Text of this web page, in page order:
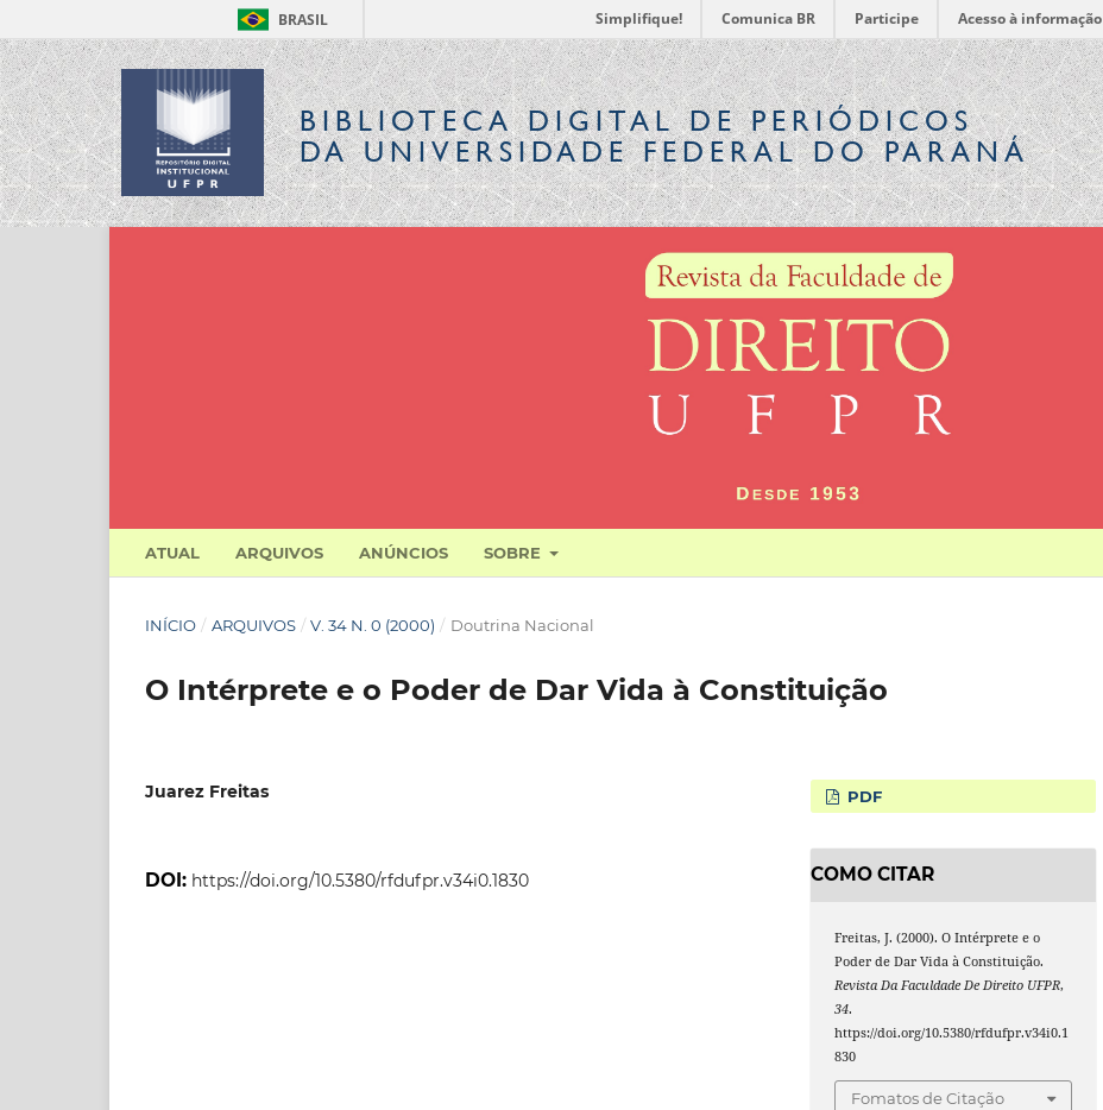
BRASIL Simplifique! Comunica BR Participe Acesso à informação
BIBLIOTECA DIGITALDE PERIÓDICOS
DA UNIVERSIDADE FEDERAL DO PARANÁ
ATUAL ARQUIVOS ANÚNCIOS SOBRE
INÍCIO / ARQUIVOS / V. 34 N. 0 (2000) / Doutrina Nacional
O Intérprete e o Poder de Dar Vida à Constituição
Juarez Freitas
DOI: https://doi.org/10.5380/rfdufpr.v34i0.1830
PDF
COMO CITAR
Freitas, J. (2000). O Intérprete e o
Poder de Dar Vida à Constituição.
Revista Da Faculdade De Direito UFPR,
34.
https://doi.org/10.5380/rfdufpr.v34i0.1
830
Fomatos de Citação